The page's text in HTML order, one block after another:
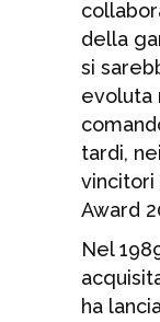
della
si
evoluta
tardi,
vincitori
Award
Nel
ha